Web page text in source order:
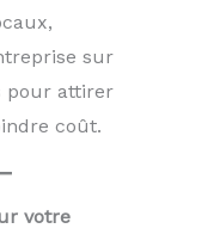
sur
pour attirer
coût.
votre